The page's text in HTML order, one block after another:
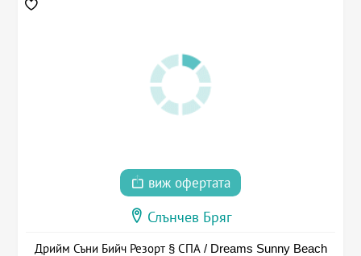
виж офертата
Слънчев Бряг
Дрийм Съни Бийч Резорт § СПА / Dreams Sunny Beach